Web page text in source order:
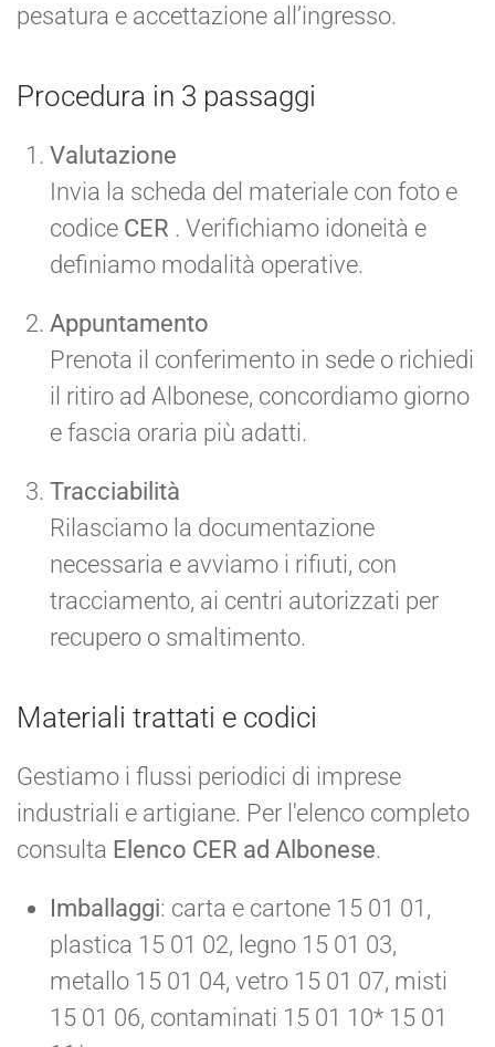
pesatura e accettazione all’ingresso.
Procedura in 3 passaggi
Valutazione
Invia la scheda del materiale con foto e
codice CER . Verifichiamo idoneità e
definiamo modalità operative.
Appuntamento
Prenota il conferimento in sede o richiedi
il ritiro ad Albonese, concordiamo giorno
e fascia oraria più adatti.
Tracciabilità
Rilasciamo la documentazione
necessaria e avviamo i rifiuti, con
tracciamento, ai centri autorizzati per
recupero o smaltimento.
Materiali trattati e codici
Gestiamo i flussi periodici di imprese
industriali e artigiane. Per l'elenco completo
consulta Elenco CER ad Albonese.
Imballaggi: carta e cartone 15 01 01,
plastica 15 01 02, legno 15 01 03,
metallo 15 01 04, vetro 15 01 07, misti
15 01 06, contaminati 15 01 10* 15 01